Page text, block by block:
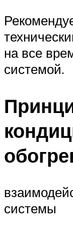
на все
системой.
системы